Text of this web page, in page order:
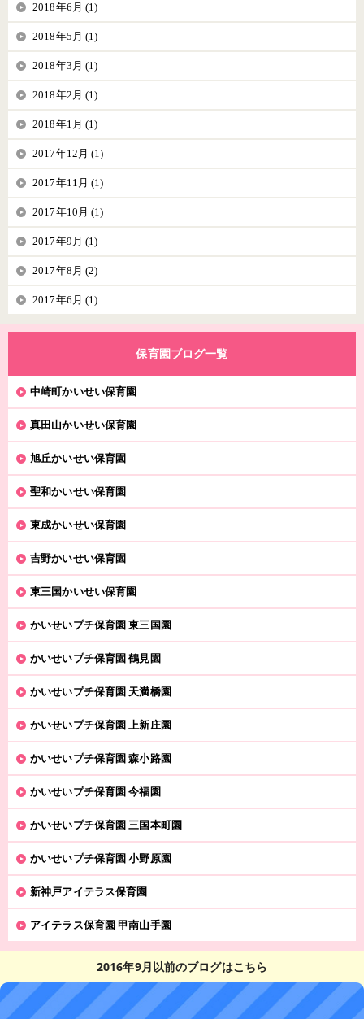
2018年6月 (1)
2018年5月 (1)
2018年3月 (1)
2018年2月 (1)
2018年1月 (1)
2017年12月 (1)
2017年11月 (1)
2017年10月 (1)
2017年9月 (1)
2017年8月 (2)
2017年6月 (1)
保育園ブログ一覧
中崎町かいせい保育園
真田山かいせい保育園
旭丘かいせい保育園
聖和かいせい保育園
東成かいせい保育園
吉野かいせい保育園
東三国かいせい保育園
かいせいプチ保育園 東三国園
かいせいプチ保育園 鶴見園
かいせいプチ保育園 天満橋園
かいせいプチ保育園 上新庄園
かいせいプチ保育園 森小路園
かいせいプチ保育園 今福園
かいせいプチ保育園 三国本町園
かいせいプチ保育園 小野原園
新神戸アイテラス保育園
アイテラス保育園 甲南山手園
2016年9月以前のブログはこちら